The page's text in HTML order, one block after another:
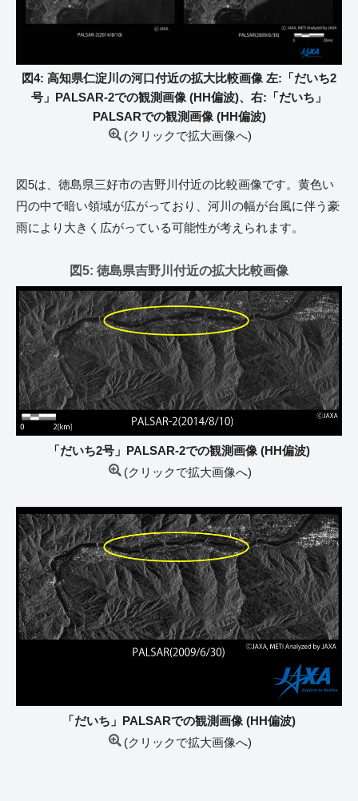
図4: 高知県仁淀川の河口付近の拡大比較画像 左:「だいち2
号」PALSAR-2での観測画像 (HH偏波)、右:「だいち」
PALSARでの観測画像 (HH偏波)
(クリックで拡大画像へ)
図5は、徳島県三好市の吉野川付近の比較画像です。黄色い
円の中で暗い領域が広がっており、河川の幅が台風に伴う豪
雨により大きく広がっている可能性が考えられます。
図5: 徳島県吉野川付近の拡大比較画像
「だいち2号」PALSAR-2での観測画像 (HH偏波)
(クリックで拡大画像へ)
「だいち」PALSARでの観測画像 (HH偏波)
(クリックで拡大画像へ)